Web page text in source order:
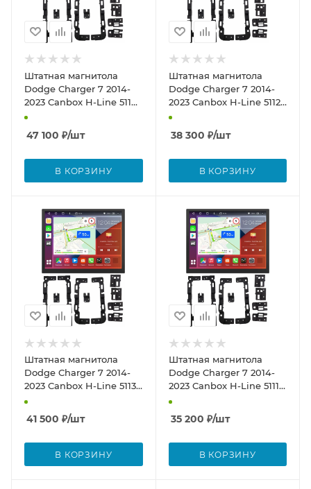
Штатная магнитола
Dodge Charger 7 2014-
2023 Canbox H-Line 5114
8.4 дюйма на Android 10
(4G-SIM, 8/256, DSP,
QLed)
47 100 ₽/шт
В КОРЗИНУ
Штатная магнитола
Dodge Charger 7 2014-
2023 Canbox H-Line 5112
8.4 дюйма на Android 10
(4G-SIM, 4/64, DSP,
QLed)
38 300 ₽/шт
В КОРЗИНУ
Штатная магнитола
Dodge Charger 7 2014-
2023 Canbox H-Line 5113
8.4 дюйма на Android 10
(4G-SIM, 6/128, DSP,
QLed)
41 500 ₽/шт
В КОРЗИНУ
Штатная магнитола
Dodge Charger 7 2014-
2023 Canbox H-Line 5111
8.4 дюйма на Android 10
(4G-SIM, 4/32, DSP, QLed)
35 200 ₽/шт
В КОРЗИНУ